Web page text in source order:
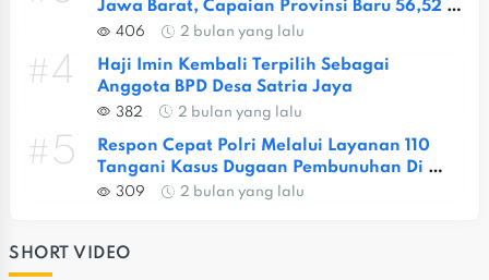
Jawa Barat, Capaian Provinsi Baru 56,52
Persen
406 2 bulan yang lalu
#4
Haji Imin Kembali Terpilih Sebagai
Anggota BPD Desa Satria Jaya
382 2 bulan yang lalu
#5
Respon Cepat Polri Melalui Layanan 110
Tangani Kasus Dugaan Pembunuhan Di
Jatiasih
309 2 bulan yang lalu
SHORT VIDEO